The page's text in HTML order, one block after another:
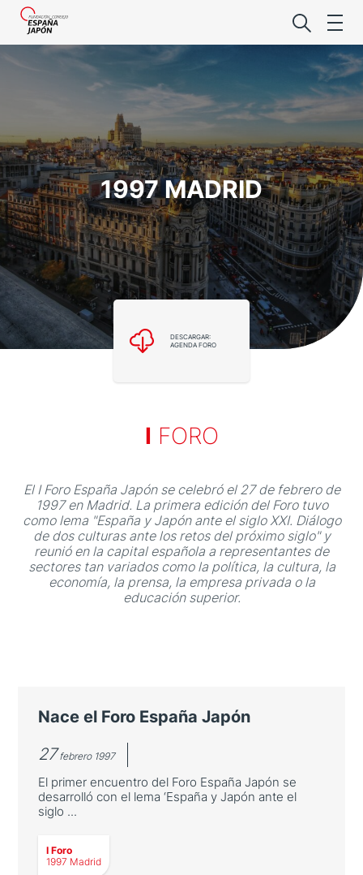
Lo último de la
Foro
Premio de
Noticias
Contacta
1997 MADRID
DESCARGAR:
AGENDA FORO
I FORO
El I Foro España Japón se celebró el 27 de febrero de
1997 en Madrid. La primera edición del Foro tuvo
como lema "España y Japón ante el siglo XXI. Diálogo
de dos culturas ante los retos del próximo siglo" y
reunió en la capital española a representantes de
sectores tan variados como la política, la cultura, la
economía, la prensa, la empresa privada o la
educación superior.
Nace el Foro España Japón
27febrero 1997
El primer encuentro del Foro España Japón se
desarrolló con el lema ‘España y Japón ante el
siglo ...
I Foro
1997 Madrid